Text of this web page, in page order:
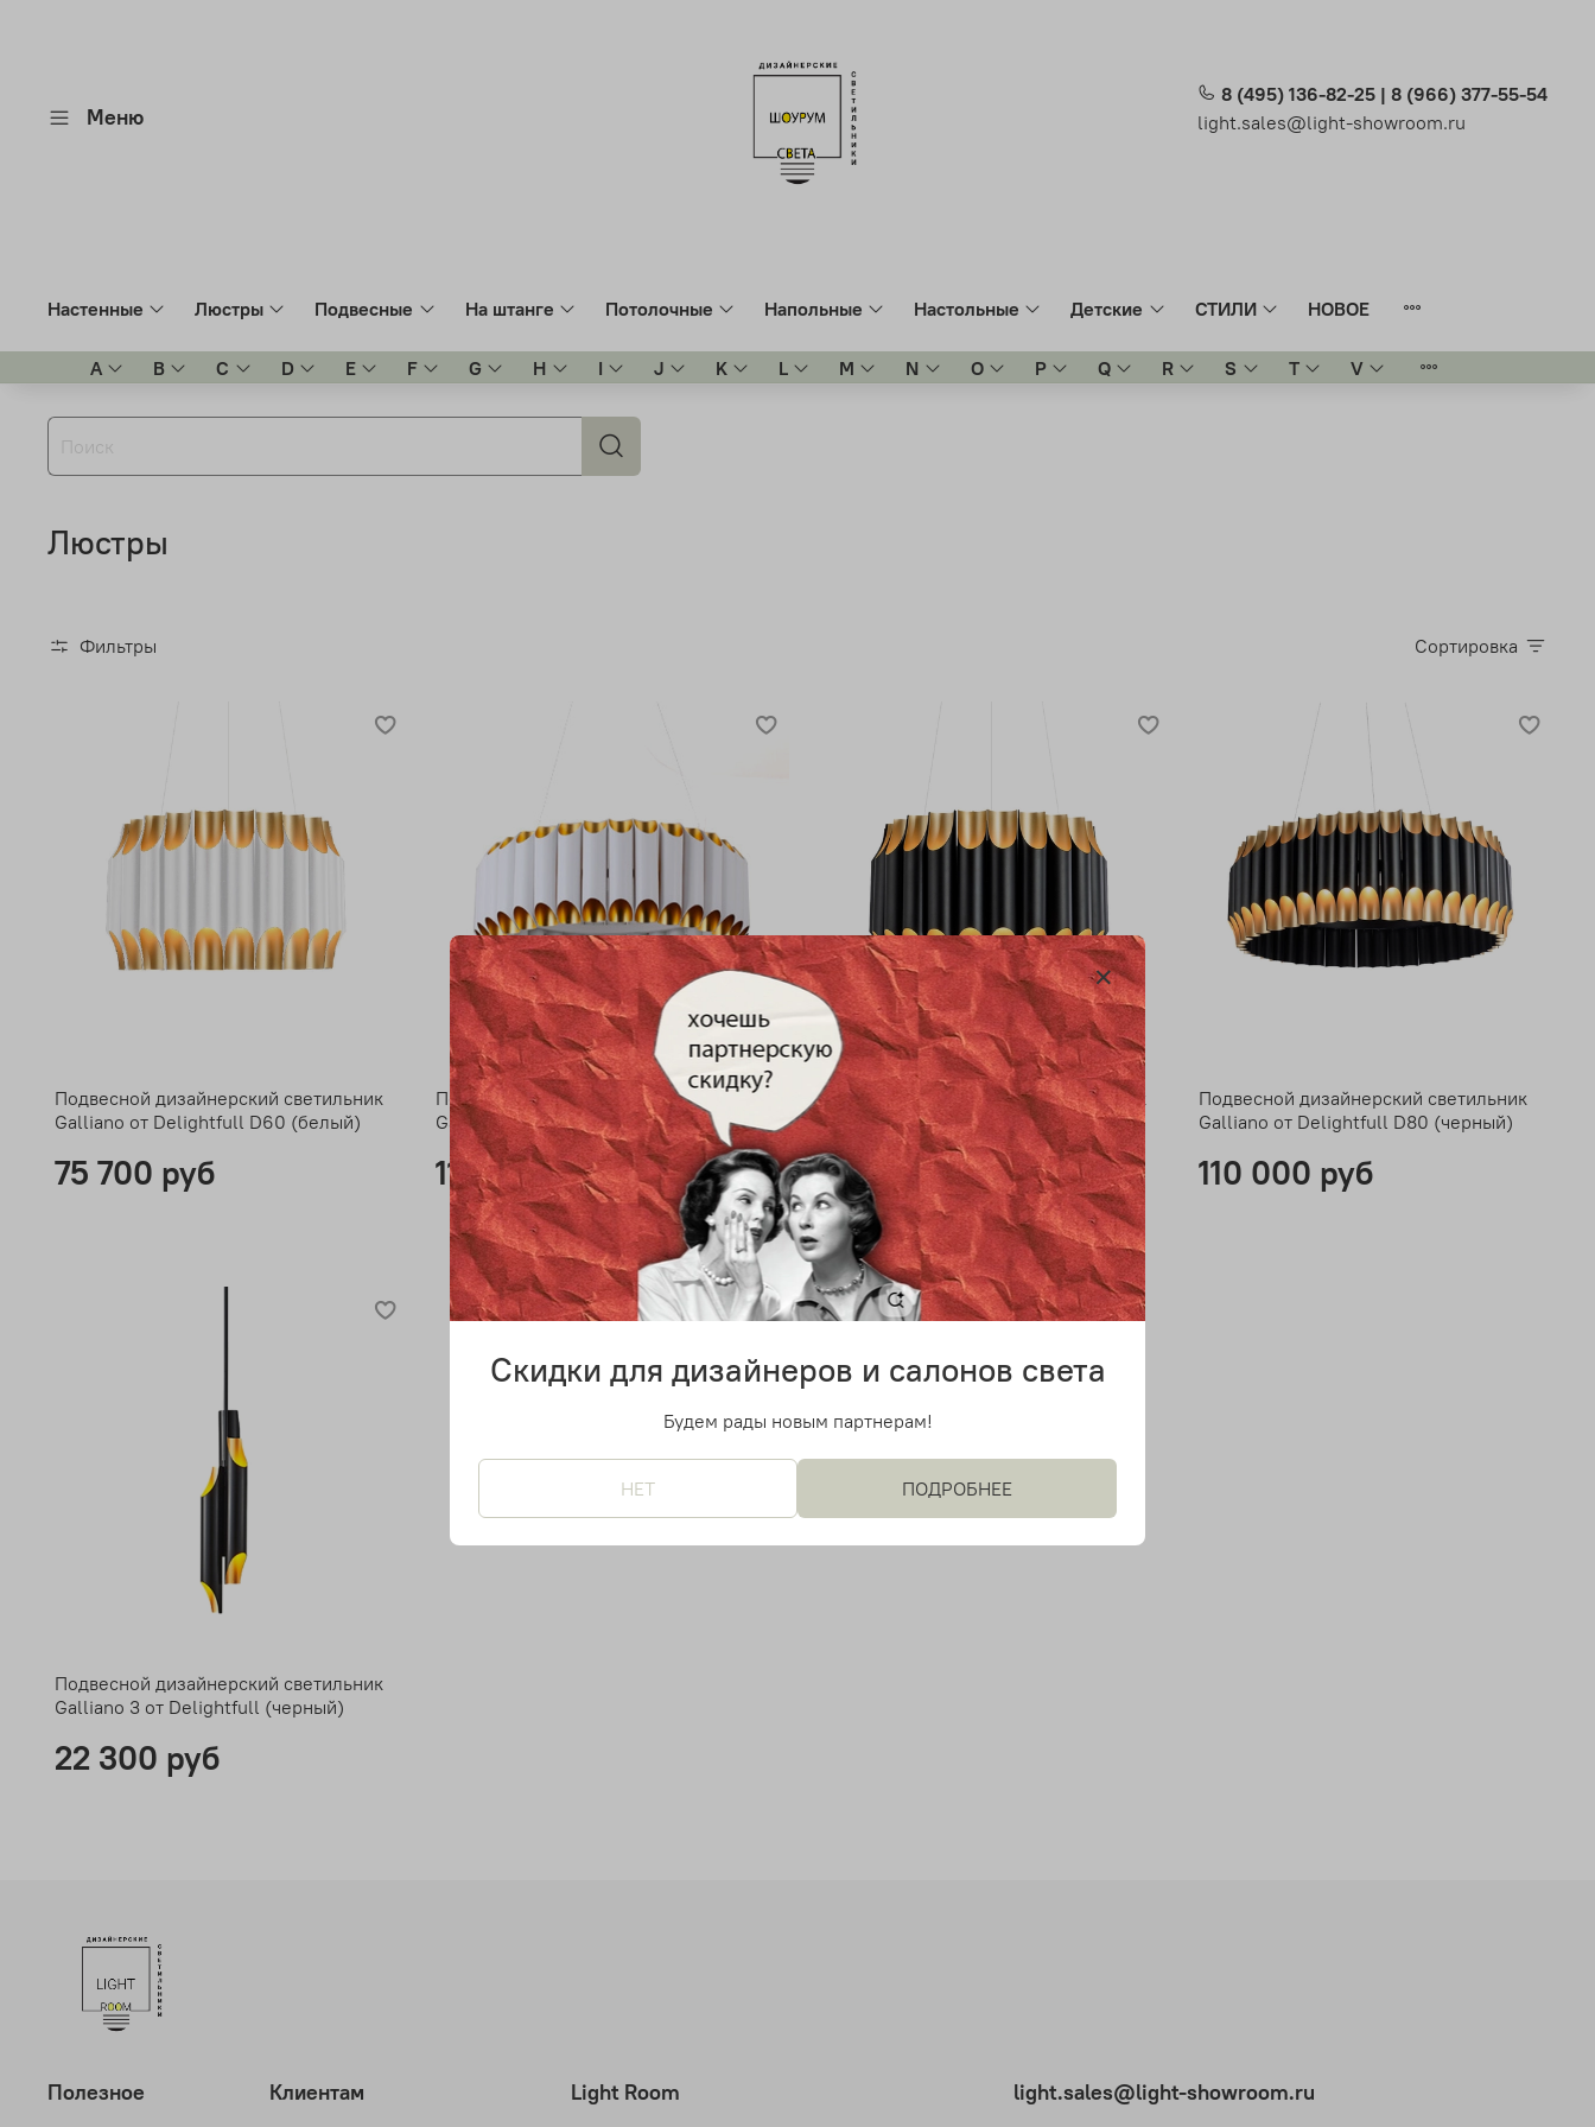
Меню
8 (495) 136-82-25 | 8 (966) 377-55-54
light.sales@light-showroom.ru
Настенные Люстры Подвесные На штанге Потолочные Напольные Настольные Детские СТИЛИ НОВОЕ
A B C D E F G H I J K L M N O P Q R S T V
Люстры
Фильтры Сортировка
Подвесной дизайнерский светильник
Galliano от Delightfull D60 (белый)
75 700 руб
Подвесной дизайнерский светильник
Galliano от Delightfull D80 (белый)
110 000 руб
Подвесной дизайнерский светильник
Galliano от Delightfull D60 (черный)
75 700 руб
Подвесной дизайнерский светильник
Galliano от Delightfull D80 (черный)
110 000 руб
Подвесной дизайнерский светильник
Galliano 3 от Delightfull (черный)
22 300 руб
Полезное Клиентам Light Room light.sales@light-showroom.ru
Скидки для дизайнеров и салонов света
Будем рады новым партнерам!
НЕТ ПОДРОБНЕЕ